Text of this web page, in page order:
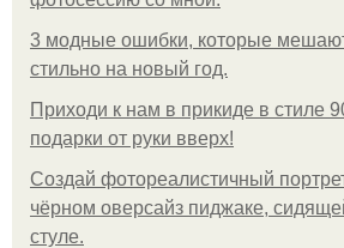
3 модные ошибки, которые
стильно на новый год.
Приходи к нам в прикиде в стиле
подарки от руки вверх!
Создай фотореалистичный
чёрном оверсайз пиджаке,
стуле.